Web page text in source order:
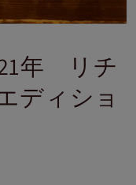
年 リチ
ディショ